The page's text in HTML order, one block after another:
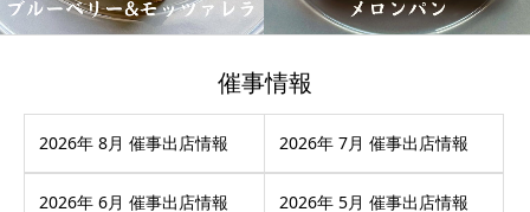
催事情報
2026年 8月 催事出店情報 2026年 7月 催事出店情報
2026年 6月 催事出店情報 2026年 5月 催事出店情報